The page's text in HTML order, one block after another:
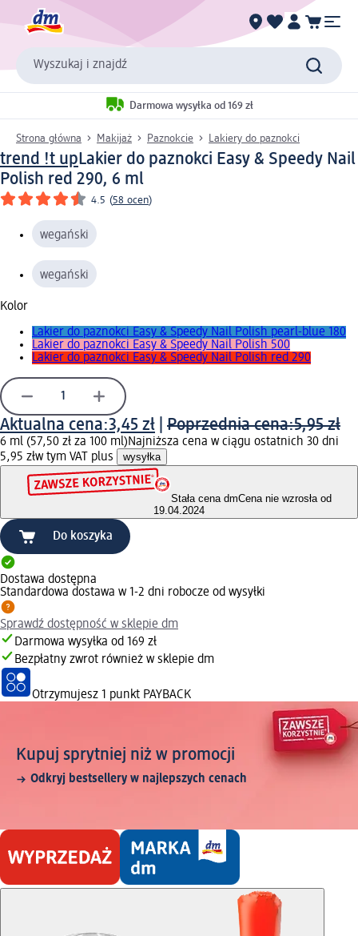
Wyszukaj i znajdź
Darmowa wysyłka od 169 zł
Strona główna Makijaż Paznokcie Lakiery do paznokci
trend !t upLakier do paznokci Easy & Speedy Nail
Polish red 290, 6 ml
4.5 (58 ocen)
wegański
wegański
Kolor
Lakier do paznokci Easy & Speedy Nail Polish pearl-blue 180
Lakier do paznokci Easy & Speedy Nail Polish 500
Lakier do paznokci Easy & Speedy Nail Polish red 290
Aktualna cena:3,45 zł Poprzednia cena:5,95 zł
6 ml (57,50 zł za 100 ml)Najniższa cena w ciągu ostatnich 30 dni
5,95 złw tym VAT plus wysyłka
Stała cena dmCena nie wzrosła od
19.04.2024
Do koszyka
Dostawa dostępna
Standardowa dostawa w 1-2 dni robocze od wysyłki
Sprawdź dostępność w sklepie dm
Darmowa wysyłka od 169 zł
Bezpłatny zwrot również w sklepie dm
Otrzymujesz 1 punkt PAYBACK
Kupuj sprytniej niż w promocji
Odkryj bestsellery w najlepszych cenach